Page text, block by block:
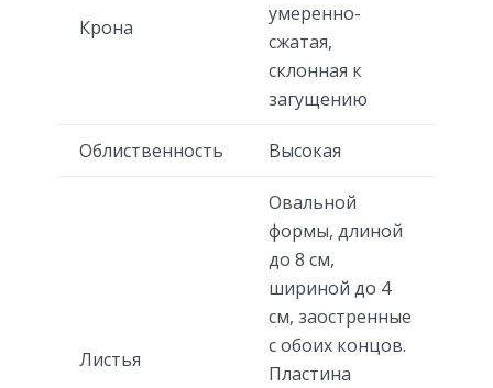
Крона
умеренно-
сжатая,
склонная к
загущению
Облиственность Высокая
Листья
Овальной
формы, длиной
до 8 см,
шириной до 4
см, заостренные
с обоих концов.
Пластина